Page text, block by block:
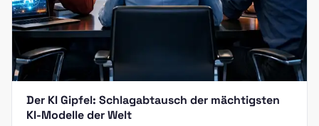
Der KI Gipfel: Schlagabtausch der mächtigsten
KI-Modelle der Welt